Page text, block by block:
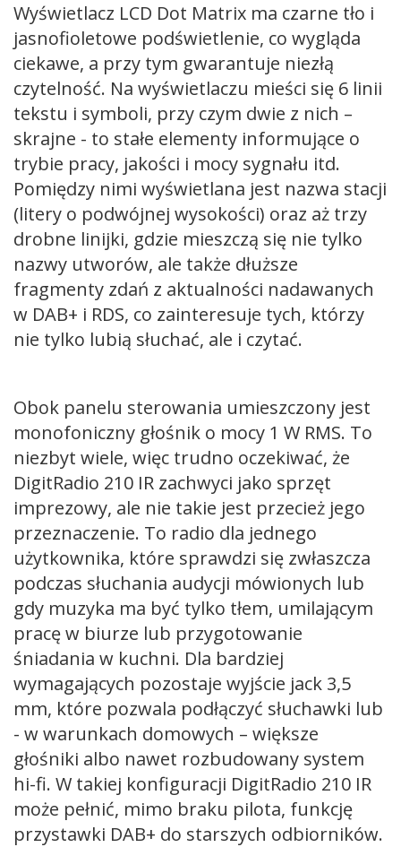
Wyświetlacz LCD Dot Matrix ma czarne tło i
jasnofioletowe podświetlenie, co wygląda
ciekawe, a przy tym gwarantuje niezłą
czytelność. Na wyświetlaczu mieści się 6 linii
tekstu i symboli, przy czym dwie z nich –
skrajne - to stałe elementy informujące o
trybie pracy, jakości i mocy sygnału itd.
Pomiędzy nimi wyświetlana jest nazwa stacji
(litery o podwójnej wysokości) oraz aż trzy
drobne linijki, gdzie mieszczą się nie tylko
nazwy utworów, ale także dłuższe
fragmenty zdań z aktualności nadawanych
w DAB+ i RDS, co zainteresuje tych, którzy
nie tylko lubią słuchać, ale i czytać.
Obok panelu sterowania umieszczony jest
monofoniczny głośnik o mocy 1 W RMS. To
niezbyt wiele, więc trudno oczekiwać, że
DigitRadio 210 IR zachwyci jako sprzęt
imprezowy, ale nie takie jest przecież jego
przeznaczenie. To radio dla jednego
użytkownika, które sprawdzi się zwłaszcza
podczas słuchania audycji mówionych lub
gdy muzyka ma być tylko tłem, umilającym
pracę w biurze lub przygotowanie
śniadania w kuchni. Dla bardziej
wymagających pozostaje wyjście jack 3,5
mm, które pozwala podłączyć słuchawki lub
- w warunkach domowych – większe
głośniki albo nawet rozbudowany system
hi-fi. W takiej konfiguracji DigitRadio 210 IR
może pełnić, mimo braku pilota, funkcję
przystawki DAB+ do starszych odbiorników.